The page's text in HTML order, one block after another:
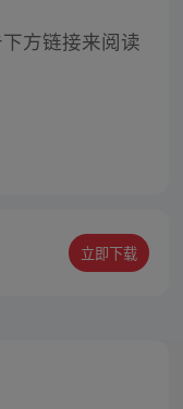
方链接来阅读
立即下载